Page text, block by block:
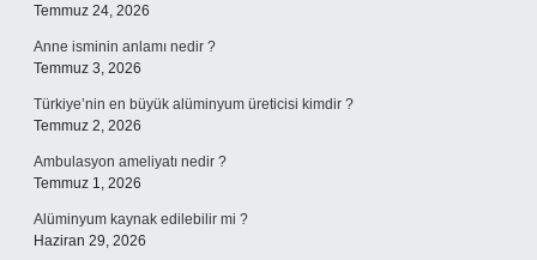
Temmuz 24, 2026
Anne isminin anlamı nedir ?
Temmuz 3, 2026
Türkiye’nin en büyük alüminyum üreticisi kimdir ?
Temmuz 2, 2026
Ambulasyon ameliyatı nedir ?
Temmuz 1, 2026
Alüminyum kaynak edilebilir mi ?
Haziran 29, 2026